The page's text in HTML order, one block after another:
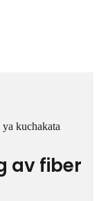
kuchakata
av fiber